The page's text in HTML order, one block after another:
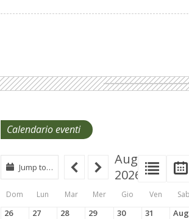
Calendario eventi
View
Type
Tabs
View
List
Jump to…
August
2026
Dom Lun Mar Mer Gio Ven Sab
26 27 28 29 30 31